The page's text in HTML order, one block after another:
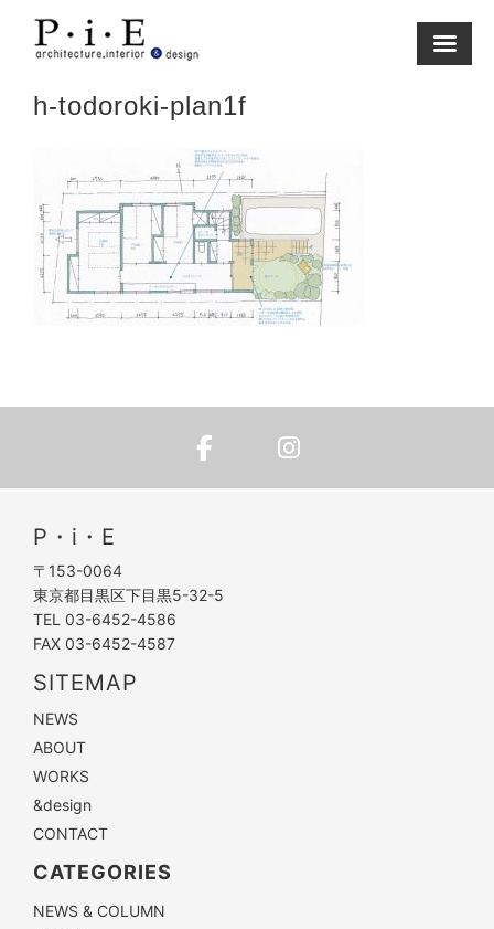
content
h-todoroki-plan1f
P・i・E
〒153-0064
東京都目黒区下目黒5-32-5
TEL 03-6452-4586
FAX 03-6452-4587
SITEMAP
NEWS
ABOUT
WORKS
&design
CONTACT
CATEGORIES
NEWS & COLUMN